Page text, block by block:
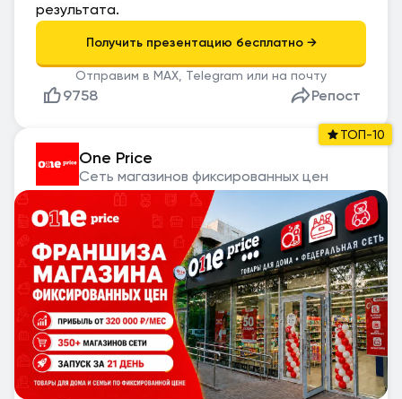
результата.
Отправим в MAX, Telegram или на почту
Репост
9758
One Price
Cеть магазинов фиксированных цен
ТОП-10